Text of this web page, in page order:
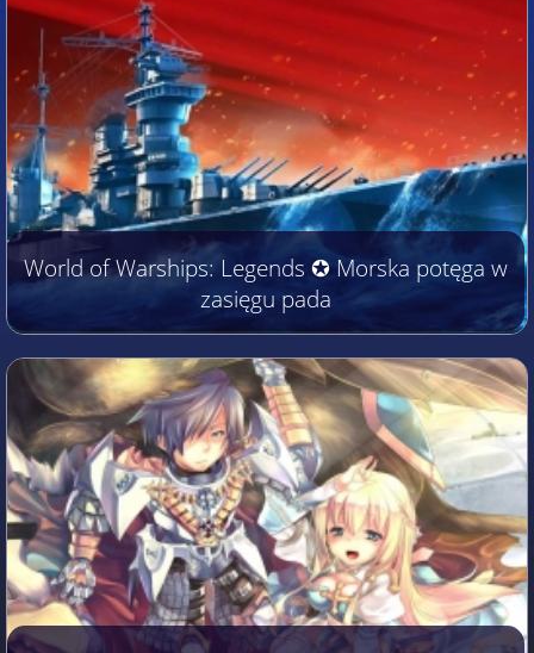
World of Warships: Legends ✪ Morska potęga w
zasięgu pada